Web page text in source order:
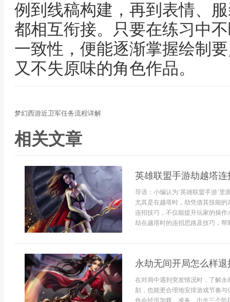
例到线稿构建，再到表情、
都相互衔接。只要在练习中
一致性，便能逐渐掌握绘制
又不失原味的角色作品。
梦幻西游近卫军任务流程详解
相关文章
英雄联盟手游劫越塔连
导语：小编认为‘英雄联盟手游’
尤其是在越塔时，劫凭借其技能
连招技巧，不仅能提升玩家的操
劫在越塔时的连招思路及技巧，
永劫无间开局怎么样
在对局中遇到突发情况时，了解
刻，也能更合理地安排游戏节奏
色会经历加载、准备、出生三个